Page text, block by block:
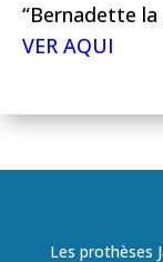
“Bernadette
VER AQUI
Les prothèses